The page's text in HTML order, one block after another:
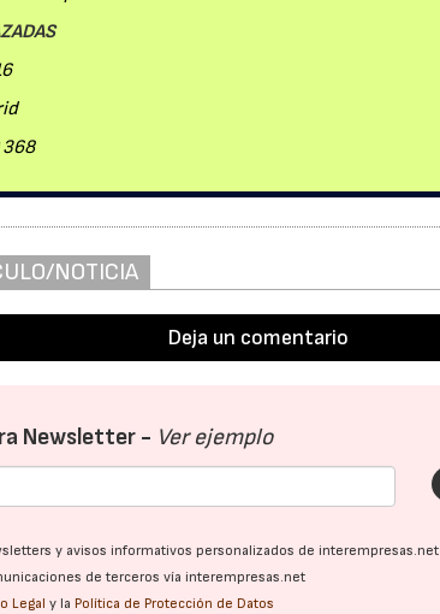
368
NOTICIA
Deja un comentario
Newsletter - Ver ejemplo
y avisos informativos personalizados de interempresas.net
de terceros vía interempresas.net
Legal y la Política de Protección de Datos